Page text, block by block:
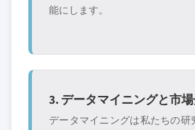
能にします。
3. データマイニングと市
データマイニングは私たちの研